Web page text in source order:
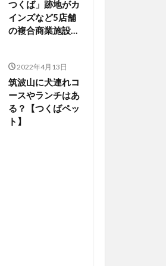
つくば」跡地がカ
インズなど5店舗
の複合商業施設に
2022年4月13日
筑波山に犬連れコ
ースやランチはあ
る？【つくばペッ
ト】